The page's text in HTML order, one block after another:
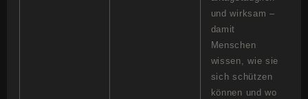
und wirksam –
damit
Menschen
wissen, wie sie
sich schützen
können und wo